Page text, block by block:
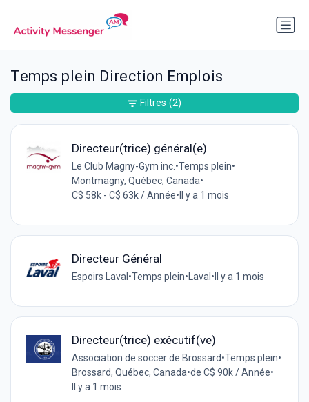
Temps plein Direction Emplois
Directeur(trice) général(e)
Le Club Magny-Gym inc. •Temps plein•
Montmagny, Québec, Canada•
C$ 58k - C$ 63k / Année• Il y a 1 mois
Directeur Général
Espoirs Laval •Temps plein• Laval • Il y a 1 mois
Directeur(trice) exécutif(ve)
Association de soccer de Brossard•Temps plein•
Brossard, Québec, Canada•de C$ 90k / Année•
Il y a 1 mois
Filtres (2)